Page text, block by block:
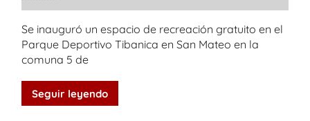
Se inauguró un espacio de recreación gratuito en el
Parque Deportivo Tibanica en San Mateo en la
comuna 5 de
Seguir leyendo